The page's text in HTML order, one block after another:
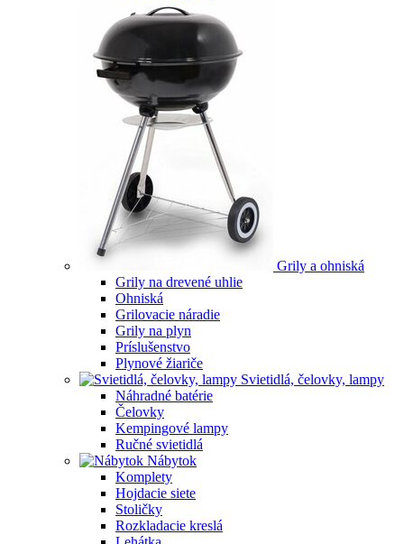
Grily a ohniská
Grily na drevené uhlie
Ohniská
Grilovacie náradie
Grily na plyn
Príslušenstvo
Plynové žiariče
Svietidlá, čelovky, lampy
Náhradné batérie
Čelovky
Kempingové lampy
Ručné svietidlá
Nábytok
Komplety
Hojdacie siete
Stoličky
Rozkladacie kreslá